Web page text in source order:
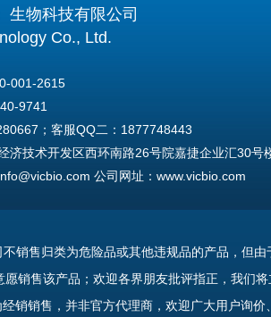
生物科技有限公司
Co., Ltd.
001-2615
9741
；客服QQ二：1877748443
济技术开发区西环南路26号院嘉捷企业汇30号
公司网址：www.vicbio.com
销售归类为危险品或其他违规品的产品，但
愿销售该产品；欢迎各界朋友批评指正，我们
销销售，并非官方代理商，欢迎广大用户询